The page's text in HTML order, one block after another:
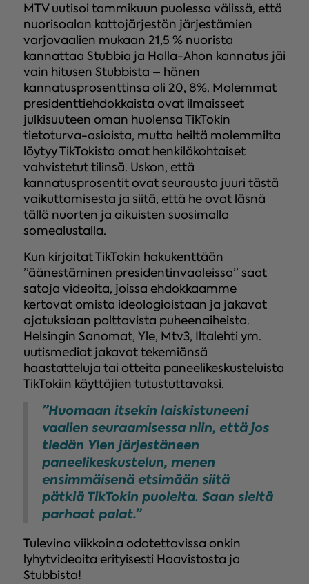
MTV uutisoi tammikuun puolessa välissä, että
nuorisoalan kattojärjestön järjestämien
varjovaalien mukaan 21,5 % nuorista
kannattaa Stubbia ja Halla-Ahon kannatus jäi
vain hitusen Stubbista – hänen
kannatusprosenttinsa oli 20, 8%. Molemmat
presidenttiehdokkaista ovat ilmaisseet
julkisuuteen oman huolensa TikTokin
tietoturva-asioista, mutta heiltä molemmilta
löytyy TikTokista omat henkilökohtaiset
vahvistetut tilinsä. Uskon, että
kannatusprosentit ovat seurausta juuri tästä
vaikuttamisesta ja siitä, että he ovat läsnä
tällä nuorten ja aikuisten suosimalla
somealustalla.
Kun kirjoitat TikTokin hakukenttään
”äänestäminen presidentinvaaleissa” saat
satoja videoita, joissa ehdokkaamme
kertovat omista ideologioistaan ja jakavat
ajatuksiaan polttavista puheenaiheista.
Helsingin Sanomat, Yle, Mtv3, Iltalehti ym.
uutismediat jakavat tekemiänsä
haastatteluja tai otteita paneelikeskusteluista
TikTokiin käyttäjien tutustuttavaksi.
”Huomaan itsekin laiskistuneeni
vaalien seuraamisessa niin, että jos
tiedän Ylen järjestäneen
paneelikeskustelun, menen
ensimmäisenä etsimään siitä
pätkiä TikTokin puolelta. Saan sieltä
parhaat palat.”
Tulevina viikkoina odotettavissa onkin
lyhytvideoita erityisesti Haavistosta ja
Stubbista!